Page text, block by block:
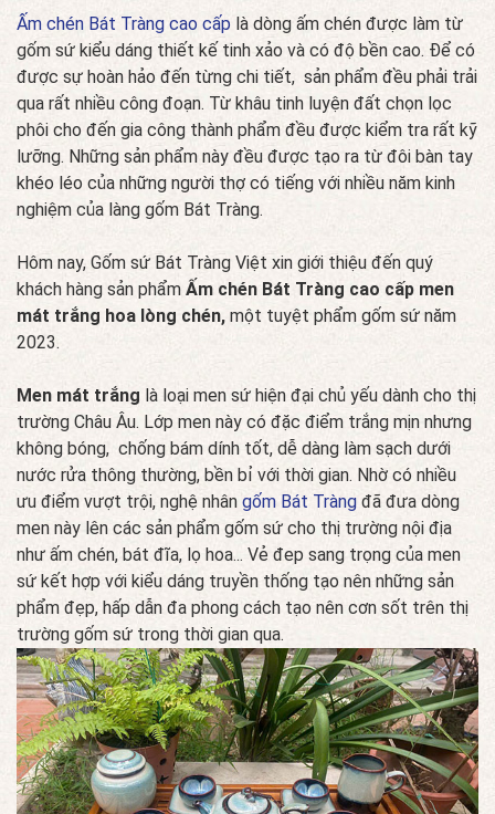
Ấm chén Bát Tràng cao cấp là dòng ấm chén được làm từ
gốm sứ kiểu dáng thiết kế tinh xảo và có độ bền cao. Để có
được sự hoàn hảo đến từng chi tiết, sản phẩm đều phải trải
qua rất nhiều công đoạn. Từ khâu tinh luyện đất chọn lọc
phôi cho đến gia công thành phẩm đều được kiểm tra rất kỹ
lưỡng. Những sản phẩm này đều được tạo ra từ đôi bàn tay
khéo léo của những người thợ có tiếng với nhiều năm kinh
nghiệm của làng gốm Bát Tràng.
Hôm nay, Gốm sứ Bát Tràng Việt xin giới thiệu đến quý
khách hàng sản phẩm Ấm chén Bát Tràng cao cấp men
mát trắng hoa lòng chén, một tuyệt phẩm gốm sứ năm
2023.
Men mát trắng là loại men sứ hiện đại chủ yếu dành cho thị
trường Châu Âu. Lớp men này có đặc điểm trắng mịn nhưng
không bóng, chống bám dính tốt, dễ dàng làm sạch dưới
nước rửa thông thường, bền bỉ với thời gian. Nhờ có nhiều
ưu điểm vượt trội, nghệ nhân gốm Bát Tràng đã đưa dòng
men này lên các sản phẩm gốm sứ cho thị trường nội địa
như ấm chén, bát đĩa, lọ hoa... Vẻ đep sang trọng của men
sứ kết hợp với kiểu dáng truyền thống tạo nên những sản
phẩm đẹp, hấp dẫn đa phong cách tạo nên cơn sốt trên thị
trường gốm sứ trong thời gian qua.